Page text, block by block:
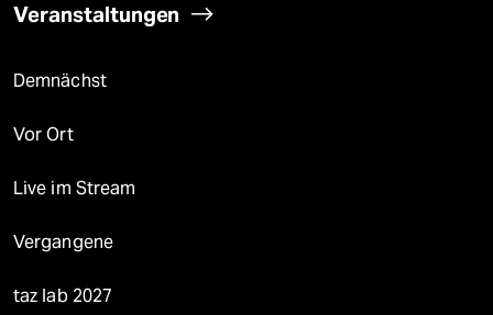
Veranstaltungen
Demnächst
Vor Ort
Live im Stream
Vergangene
taz lab 2027